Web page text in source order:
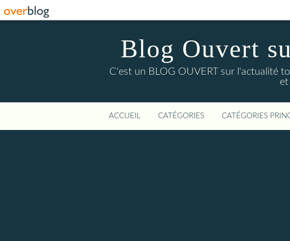
Blog Ouvert
C'est un BLOG OUVERT sur l'actualité
ACCUEIL CATÉGORIES CATÉGORIES